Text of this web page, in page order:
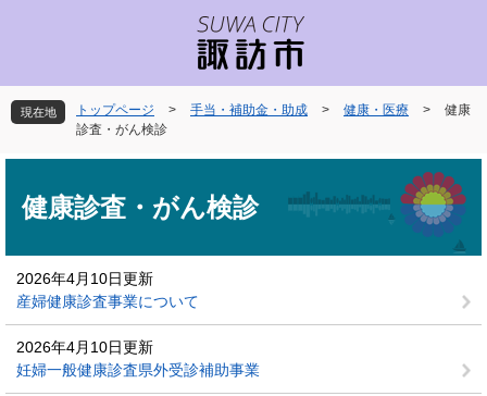
先
頭
を
飛
現在地 トップページ > 手当・補助金・助成 > 健康・医療 >
健康
診査・がん検診
健康診査・がん検診
2026年4月10日更新
産婦健康診査事業について
2026年4月10日更新
妊婦一般健康診査県外受診補助事業